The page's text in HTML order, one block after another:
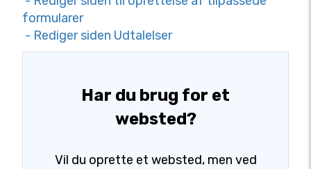
formularer
- Rediger siden Udtalelser
Har du brug for et
websted?
Vil du oprette et websted, men ved